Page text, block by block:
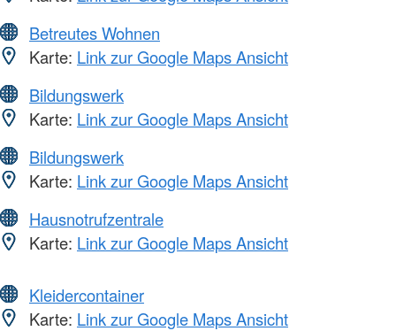
Betreutes Wohnen
Karte: Link zur Google Maps Ansicht
Bildungswerk
Karte: Link zur Google Maps Ansicht
Bildungswerk
Karte: Link zur Google Maps Ansicht
Hausnotrufzentrale
Karte: Link zur Google Maps Ansicht
Kleidercontainer
Karte: Link zur Google Maps Ansicht